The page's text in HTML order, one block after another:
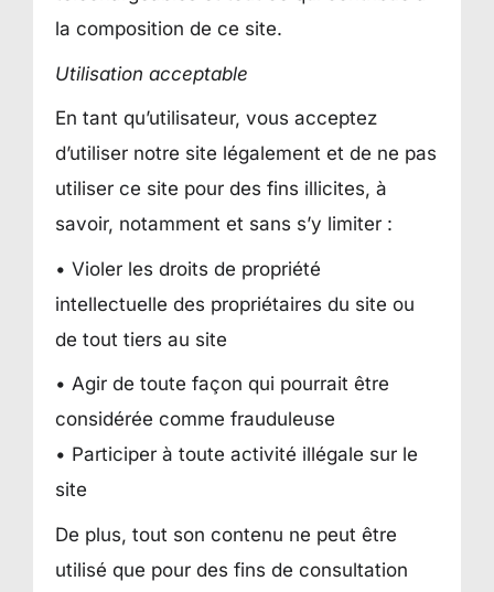
la composition de ce site.
Utilisation acceptable
En tant qu’utilisateur, vous acceptez
d’utiliser notre site légalement et de ne pas
utiliser ce site pour des fins illicites, à
savoir, notamment et sans s’y limiter :
• Violer les droits de propriété
intellectuelle des propriétaires du site ou
de tout tiers au site
• Agir de toute façon qui pourrait être
considérée comme frauduleuse
• Participer à toute activité illégale sur le
site
De plus, tout son contenu ne peut être
utilisé que pour des fins de consultation